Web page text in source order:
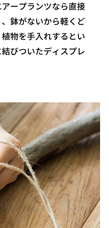
ープランツなら直接
鉢がないから軽くど
物を手入れするとい
びついたディスプレ